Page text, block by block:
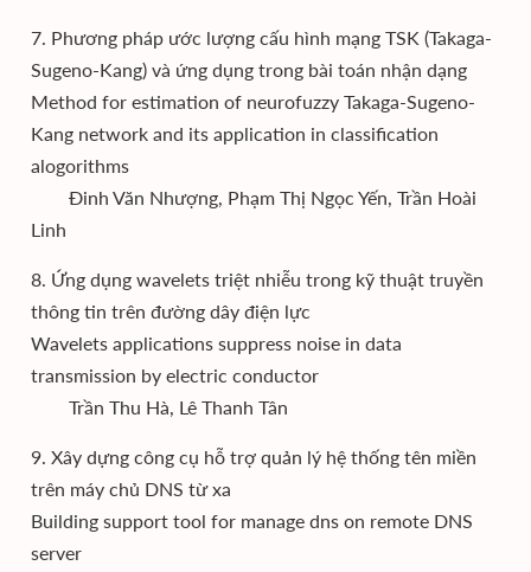
7. Phương pháp ước lượng cấu hình mạng TSK (Takaga-
Sugeno-Kang) và ứng dụng trong bài toán nhận dạng
Method for estimation of neurofuzzy Takaga-Sugeno-
Kang network and its application in classification
alogorithms
Đinh Văn Nhượng, Phạm Thị Ngọc Yến, Trần Hoài
Linh
8. Ứng dụng wavelets triệt nhiễu trong kỹ thuật truyền
thông tin trên đường dây điện lực
Wavelets applications suppress noise in data
transmission by electric conductor
Trần Thu Hà, Lê Thanh Tân
9. Xây dựng công cụ hỗ trợ quản lý hệ thống tên miền
trên máy chủ DNS từ xa
Building support tool for manage dns on remote DNS
server